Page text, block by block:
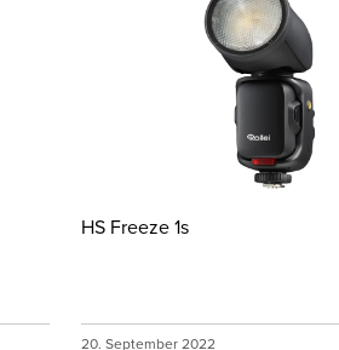
HS Freeze 1s
20. September 2022